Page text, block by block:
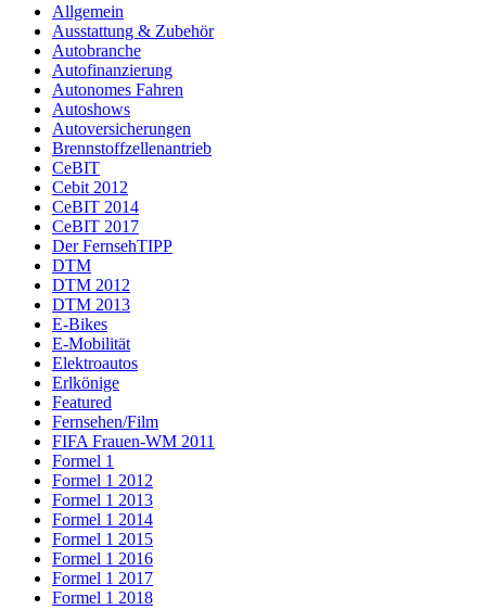
Allgemein
Ausstattung & Zubehör
Autobranche
Autofinanzierung
Autonomes Fahren
Autoshows
Autoversicherungen
Brennstoffzellenantrieb
CeBIT
Cebit 2012
CeBIT 2014
CeBIT 2017
Der FernsehTIPP
DTM
DTM 2012
DTM 2013
E-Bikes
E-Mobilität
Elektroautos
Erlkönige
Featured
Fernsehen/Film
FIFA Frauen-WM 2011
Formel 1
Formel 1 2012
Formel 1 2013
Formel 1 2014
Formel 1 2015
Formel 1 2016
Formel 1 2017
Formel 1 2018